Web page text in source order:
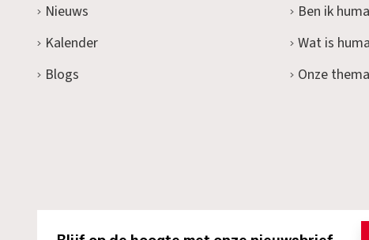
Nieuws
Kalender
Blogs
Ben ik
Wat is
Onze